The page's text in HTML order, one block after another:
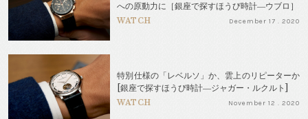
への原動力に［銀座で探すほうび時計―ウブロ］
WATCH December 17 . 2020
特別仕様の「レベルソ」か、雲上のリピーターか
[銀座で探すほうび時計―ジャガー・ルクルト]
WATCH November 12 . 2020